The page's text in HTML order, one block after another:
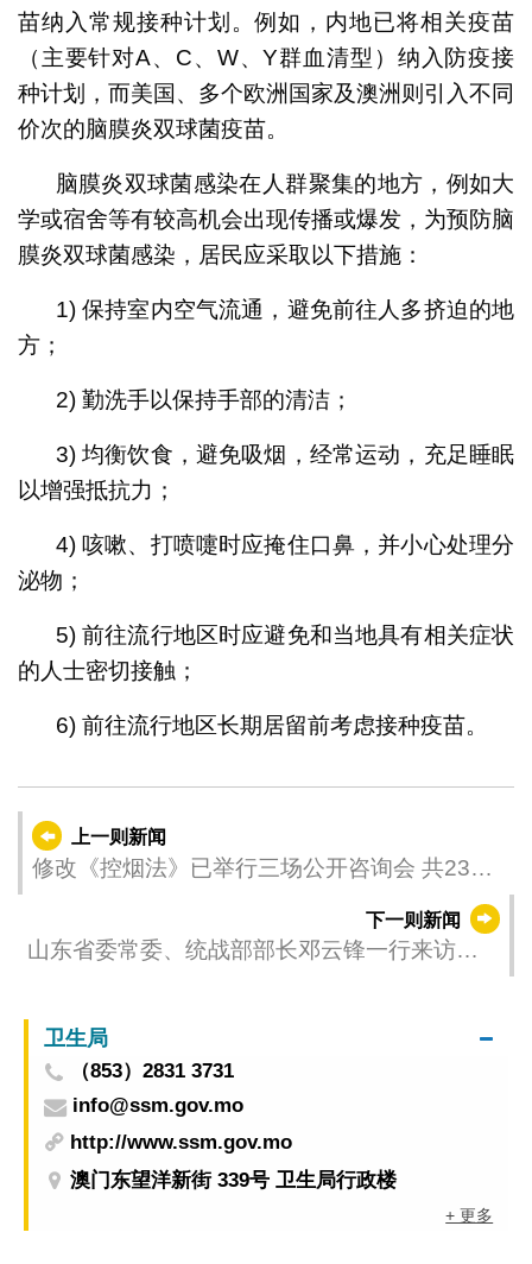
苗纳入常规接种计划。例如，内地已将相关疫苗
（主要针对A、C、W、Y群血清型）纳入防疫接
种计划，而美国、多个欧洲国家及澳洲则引入不同
价次的脑膜炎双球菌疫苗。
脑膜炎双球菌感染在人群聚集的地方，例如大
学或宿舍等有较高机会出现传播或爆发，为预防脑
膜炎双球菌感染，居民应采取以下措施：
1) 保持室内空气流通，避免前往人多挤迫的地
方；
2) 勤洗手以保持手部的清洁；
3) 均衡饮食，避免吸烟，经常运动，充足睡眠
以增强抵抗力；
4) 咳嗽、打喷嚏时应掩住口鼻，并小心处理分
泌物；
5) 前往流行地区时应避免和当地具有相关症状
的人士密切接触；
6) 前往流行地区长期居留前考虑接种疫苗。
上一则新闻
修改《控烟法》已举行三场公开咨询会 共230
人出席 公开咨询期至4月8日 欢迎踊跃提供意见
下一则新闻
山东省委常委、统战部部长邓云锋一行来访澳
卫生局
（853）2831 3731
info@ssm.gov.mo
http://www.ssm.gov.mo
澳门东望洋新街 339号 卫生局行政楼
+ 更多